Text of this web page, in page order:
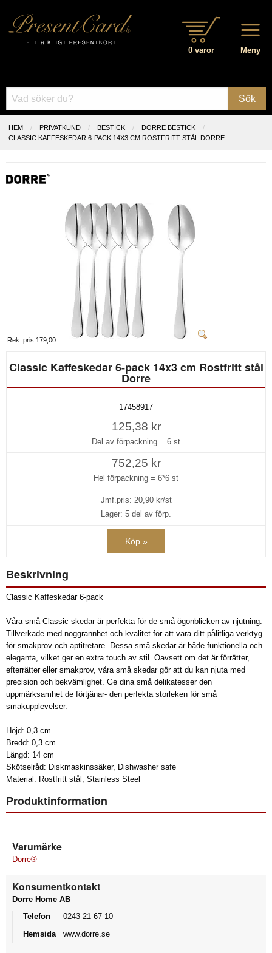
Meny
0 varor
Sök
HEM PRIVATKUND BESTICK
DORRE BESTICK
CLASSIC KAFFESKEDAR 6-PACK 14X3 CM ROSTFRITT STÅL DORRE
Rek. pris 179,00
Classic Kaffeskedar 6-pack 14x3 cm Rostfritt stål
Dorre
17458917
125,38 kr
Del av förpackning = 6 st
752,25 kr
Hel förpackning = 6*6 st
Jmf.pris: 20,90kr/st
Lager: 5 del av förp.
Köp »
Beskrivning
Classic Kaffeskedar 6-pack
Våra små Classic skedar är perfekta för de små ögonblicken av njutning.
Tillverkade med noggrannhet och kvalitet för att vara ditt pålitliga verktyg
för smakprov och aptitretare. Dessa små skedar är både funktionella och
eleganta, vilket ger en extra touch av stil. Oavsett om det är förrätter,
efterrätter eller smakprov, våra små skedar gör att du kan njuta med
precision och bekvämlighet. Ge dina små delikatesser den
uppmärksamhet de förtjänar- den perfekta storleken för små
smakupplevelser.
Höjd: 0,3 cm
Bredd: 0,3 cm
Längd: 14 cm
Skötselråd: Diskmaskinssäker, Dishwasher safe
Material: Rostfritt stål, Stainless Steel
Produktinformation
Varumärke
Dorre®
Konsumentkontakt
Dorre Home AB
Telefon
0243-21 67 10
Hemsida
www.dorre.se